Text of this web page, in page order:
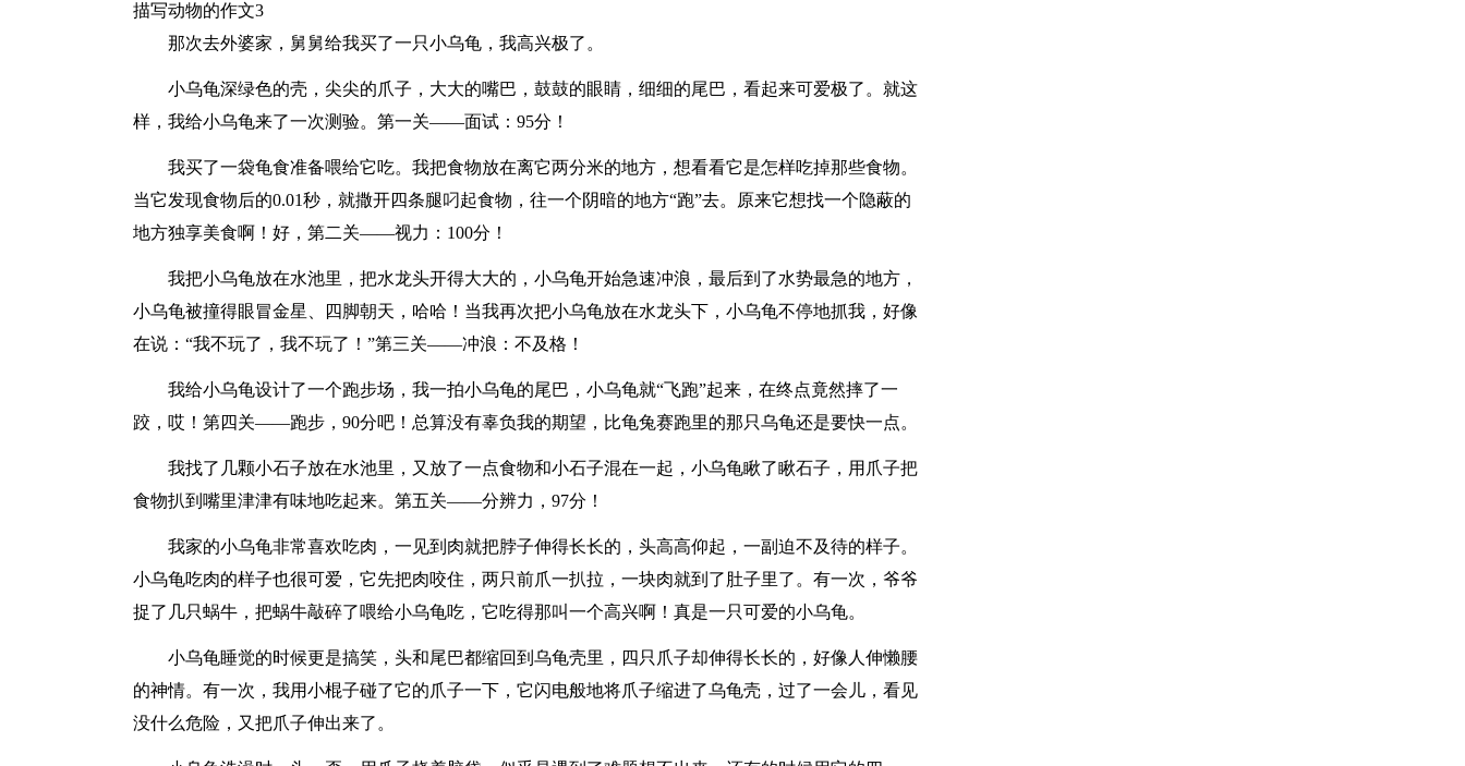
描写动物的作文3
那次去外婆家，舅舅给我买了一只小乌龟，我高兴极了。
小乌龟深绿色的壳，尖尖的爪子，大大的嘴巴，鼓鼓的眼睛，细细的尾巴，看起来可爱极了。就这
样，我给小乌龟来了一次测验。第一关——面试：95分！
我买了一袋龟食准备喂给它吃。我把食物放在离它两分米的地方，想看看它是怎样吃掉那些食物。
当它发现食物后的0.01秒，就撒开四条腿叼起食物，往一个阴暗的地方“跑”去。原来它想找一个隐蔽的
地方独享美食啊！好，第二关——视力：100分！
我把小乌龟放在水池里，把水龙头开得大大的，小乌龟开始急速冲浪，最后到了水势最急的地方，
小乌龟被撞得眼冒金星、四脚朝天，哈哈！当我再次把小乌龟放在水龙头下，小乌龟不停地抓我，好像
在说：“我不玩了，我不玩了！”第三关——冲浪：不及格！
我给小乌龟设计了一个跑步场，我一拍小乌龟的尾巴，小乌龟就“飞跑”起来，在终点竟然摔了一
跤，哎！第四关——跑步，90分吧！总算没有辜负我的期望，比龟兔赛跑里的那只乌龟还是要快一点。
我找了几颗小石子放在水池里，又放了一点食物和小石子混在一起，小乌龟瞅了瞅石子，用爪子把
食物扒到嘴里津津有味地吃起来。第五关——分辨力，97分！
我家的小乌龟非常喜欢吃肉，一见到肉就把脖子伸得长长的，头高高仰起，一副迫不及待的样子。
小乌龟吃肉的样子也很可爱，它先把肉咬住，两只前爪一扒拉，一块肉就到了肚子里了。有一次，爷爷
捉了几只蜗牛，把蜗牛敲碎了喂给小乌龟吃，它吃得那叫一个高兴啊！真是一只可爱的小乌龟。
小乌龟睡觉的时候更是搞笑，头和尾巴都缩回到乌龟壳里，四只爪子却伸得长长的，好像人伸懒腰
的神情。有一次，我用小棍子碰了它的爪子一下，它闪电般地将爪子缩进了乌龟壳，过了一会儿，看见
没什么危险，又把爪子伸出来了。